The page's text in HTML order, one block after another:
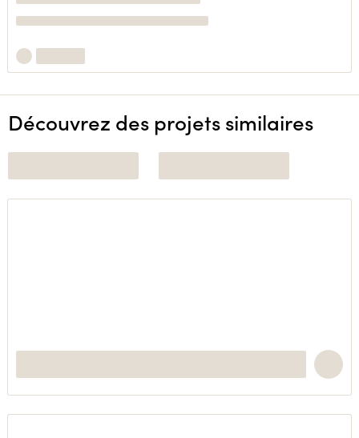
Découvrez des projets similaires